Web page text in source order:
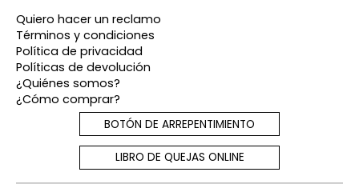
Quiero hacer un reclamo
Términos y condiciones
Política de privacidad
Políticas de devolución
¿Quiénes somos?
¿Cómo comprar?
BOTÓN DE ARREPENTIMIENTO
LIBRO DE QUEJAS ONLINE